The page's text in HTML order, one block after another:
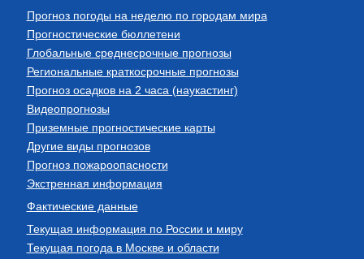
Прогноз погоды на неделю по городам мира
Прогностические бюллетени
Глобальные среднесрочные прогнозы
Региональные краткосрочные прогнозы
Прогноз осадков на 2 часа (наукастинг)
Видеопрогнозы
Приземные прогностические карты
Другие виды прогнозов
Прогноз пожароопасности
Экстренная информация
Фактические данные
Текущая информация по России и миру
Текущая погода в Москве и области